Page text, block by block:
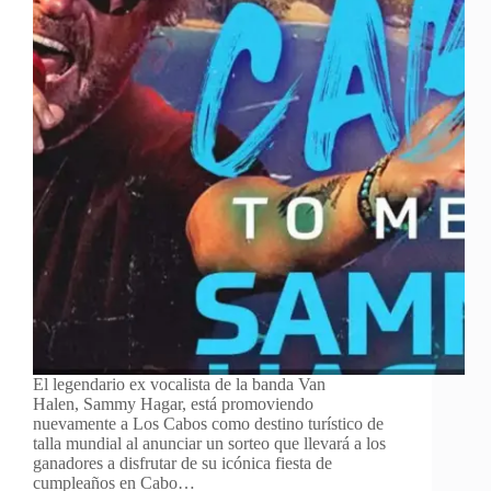
El legendario ex vocalista de la banda Van
Halen, Sammy Hagar, está promoviendo
nuevamente a Los Cabos como destino turístico de
talla mundial al anunciar un sorteo que llevará a los
ganadores a disfrutar de su icónica fiesta de
cumpleaños en Cabo…